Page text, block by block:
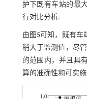
护下既有车站的最
行对比分析.
由 图5可知，既有车
稍大于监测值，尽
的范围内，并且具
算的准确性和可实